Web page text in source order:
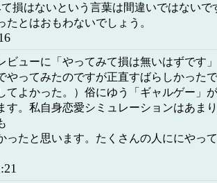
損はないという言葉は間違いではないで
たとはおもわないでしょう。
ビューに「やってみて損は無いはずです
やってみたのですが正直すばらしかった
てよかった。）俗にゆう「ギャルゲー」
す。私自身恋愛シミュレーションはあま
ったと思います。たくさんの人ににやっ